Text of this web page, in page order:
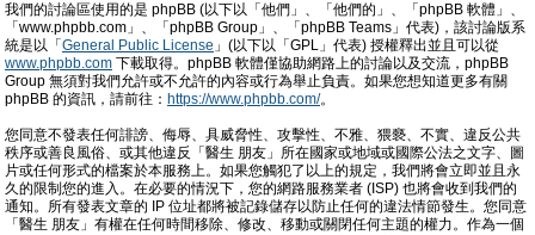
我們的討論區使用的是 phpBB (以下以「他們」、「他們的」、「phpBB 軟體」、
「www.phpbb.com」、「phpBB Group」、「phpBB Teams」代表)，該討論版系
統是以「 General Public License 」(以下以「GPL」代表) 授權釋出並且可以從
www.phpbb.com 下載取得。phpBB 軟體僅協助網路上的討論以及交流，phpBB
Group 無須對我們允許或不允許的內容或行為舉止負責。如果您想知道更多有關
phpBB 的資訊，請前往： https://www.phpbb.com/。
您同意不發表任何誹謗、侮辱、具威脅性、攻擊性、不雅、猥褻、不實、違反公共
秩序或善良風俗、或其他違反「醫生 朋友」所在國家或地域或國際公法之文字、圖
片或任何形式的檔案於本服務上。如果您觸犯了以上的規定，我們將會立即並且永
久的限制您的進入。在必要的情況下，您的網路服務業者 (ISP) 也將會收到我們的
通知。所有發表文章的 IP 位址都將被記錄儲存以防止任何的違法情節發生。您同意
「醫生 朋友」有權在任何時間移除、修改、移動或關閉任何主題的權力。作為一個